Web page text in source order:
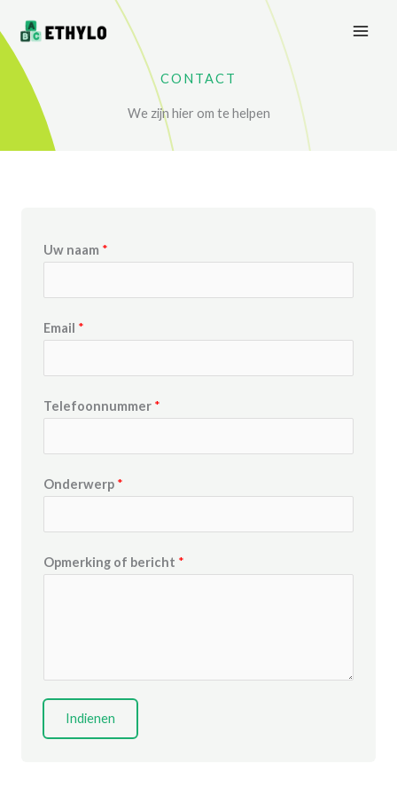
to
content
CONTACT
We zijn hier om te helpen
Uw naam *
Email *
Telefoonnummer *
Onderwerp *
Opmerking of bericht *
Indienen